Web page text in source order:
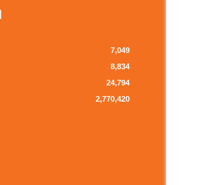
7,049
8,834
24,794
2,770,420